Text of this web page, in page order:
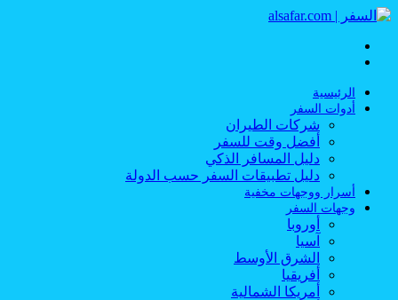
الرئيسية
أدوات السفر
شركات الطيران
أفضل وقت للسفر
دليل المسافر الذكي
دليل تطبيقات السفر حسب الدولة
أسرار ووجهات مخفية
وجهات السفر
أوروبا
آسيا
الشرق الأوسط
أفريقيا
أمريكا الشمالية